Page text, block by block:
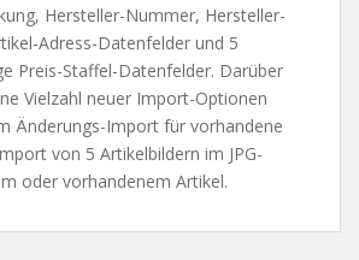
Hersteller-Nummer, Hersteller-
Adress-Datenfelder und 5
Preis-Staffel-Datenfelder. Darüber
Vielzahl neuer Import-Optionen
Änderungs-Import für vorhandene
von 5 Artikelbildern im JPG-
oder vorhandenem Artikel.